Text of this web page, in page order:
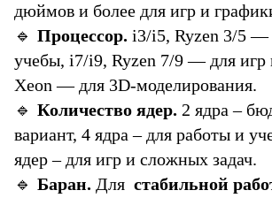
дюймов и более для игр и
🔹 Процессор. i3/i5, Ryzen 3/5 —
учебы, i7/i9, Ryzen 7/9 — для игр
Xeon — для 3D-моделирования.
🔹 Количество ядер. 2 ядра –
вариант, 4 ядра – для работы и
ядер – для игр и сложных задач.
🔹 Баран. Для стабильной